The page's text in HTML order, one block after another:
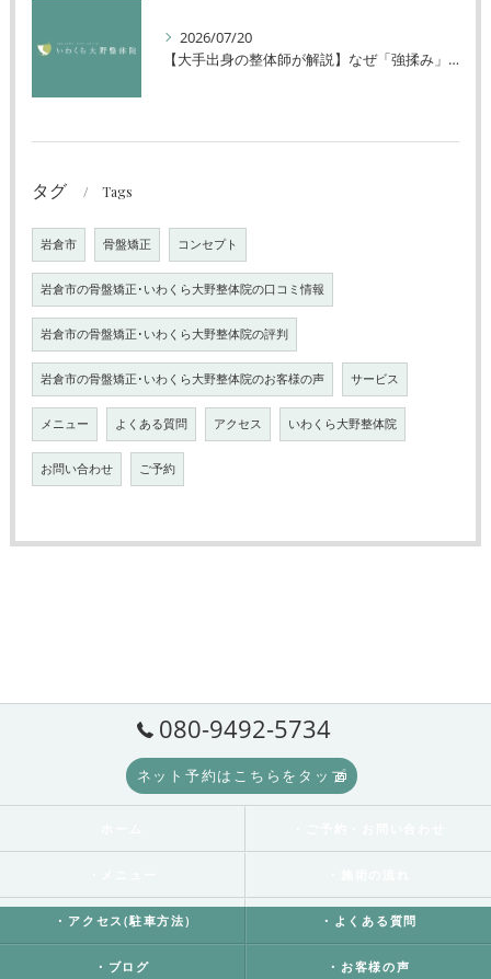
2026/07/20
【大手出身の整体師が解説】なぜ「強揉み」は体に良くないのか？
タグ Tags
岩倉市 骨盤矯正 コンセプト
岩倉市の骨盤矯正･いわくら大野整体院の口コミ情報
岩倉市の骨盤矯正･いわくら大野整体院の評判
岩倉市の骨盤矯正･いわくら大野整体院のお客様の声 サービス
メニュー よくある質問 アクセス いわくら大野整体院
お問い合わせ ご予約
080-9492-5734
ネット予約はこちらをタップ
・アクセス(駐車方法) ・よくある質問
・ブログ ・お客様の声